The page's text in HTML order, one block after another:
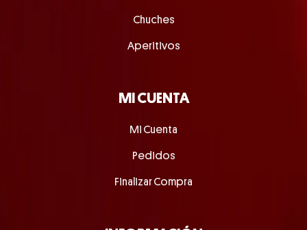
Chuches
Aperitivos
MI CUENTA
Mi Cuenta
Pedidos
Finalizar Compra